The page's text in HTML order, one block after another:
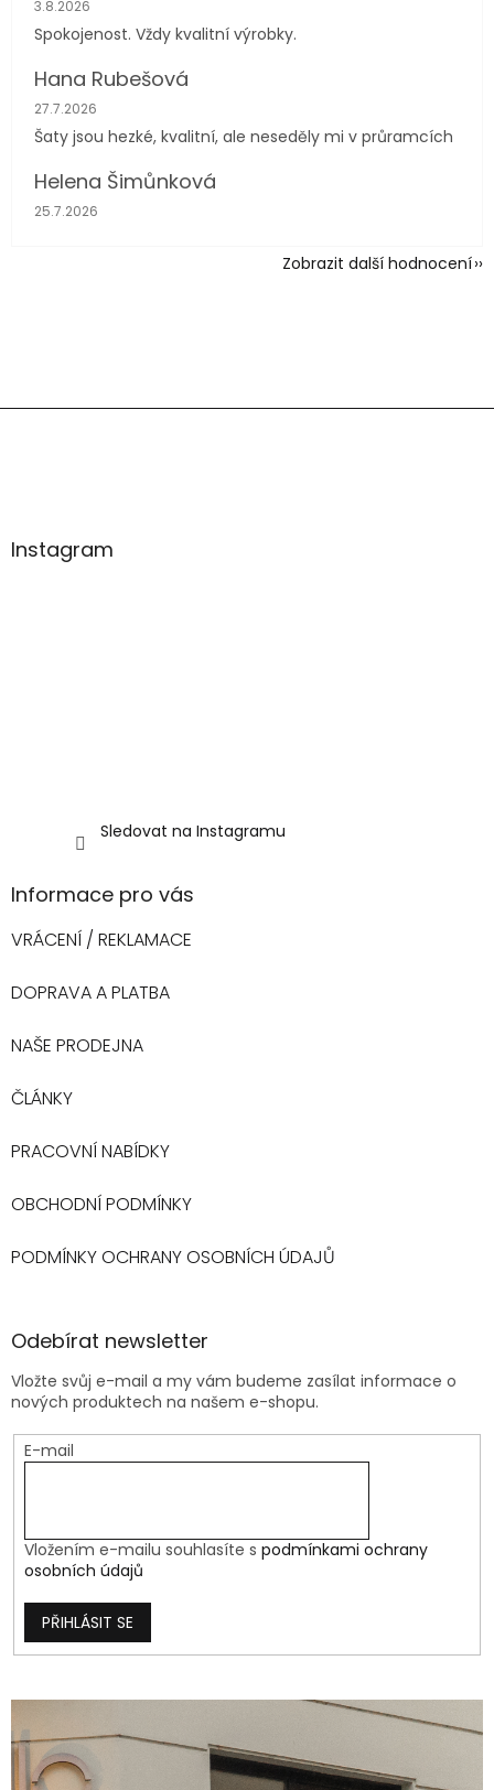
3.8.2026
Spokojenost. Vždy kvalitní výrobky.
Hana Rubešová
Hodnocení obchodu je 4 z 5 hvězdiček.
27.7.2026
Šaty jsou hezké, kvalitní, ale neseděly mi v průramcích
Helena Šimůnková
Hodnocení obchodu je 5 z 5 hvězdiček.
25.7.2026
Zobrazit další hodnocení
p
Instagram
Sledovat na Instagramu
Informace pro vás
VRÁCENÍ / REKLAMACE
DOPRAVA A PLATBA
NAŠE PRODEJNA
ČLÁNKY
PRACOVNÍ NABÍDKY
OBCHODNÍ PODMÍNKY
PODMÍNKY OCHRANY OSOBNÍCH ÚDAJŮ
Odebírat newsletter
Vložte svůj e-mail a my vám budeme zasílat informace o
nových produktech na našem e-shopu.
E-mail
Vložením e-mailu souhlasíte s podmínkami ochrany
osobních údajů
PŘIHLÁSIT SE